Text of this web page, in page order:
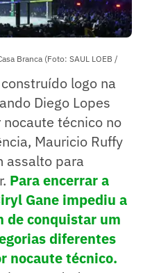
Branca (Foto: SAUL LOEB /
logo na
Diego Lopes
técnico no
Mauricio Ruffy
assalto para
Para encerrar a
Gane impediu a
de conquistar um
diferentes
nocaute técnico.